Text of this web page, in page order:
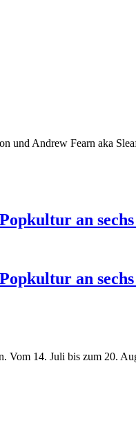
und Andrew Fearn aka
an sechs
an sechs
14. Juli bis zum 20.